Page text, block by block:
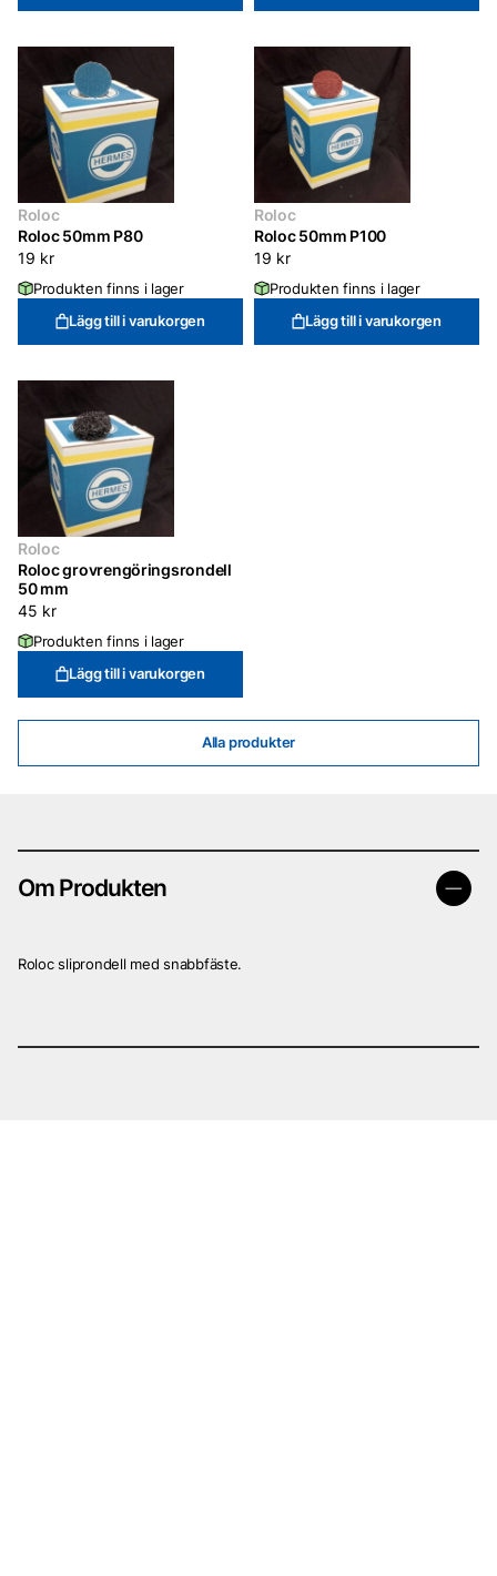
Alla produkter
Roloc
Roloc 50mm P80
19 kr
Produkten finns i lager
Lägg till i varukorgen
Roloc
Roloc 50mm P100
19 kr
Produkten finns i lager
Lägg till i varukorgen
Roloc
Roloc grovrengöringsrondell
50 mm
45 kr
Produkten finns i lager
Lägg till i varukorgen
Om Produkten
Roloc sliprondell med snabbfäste.